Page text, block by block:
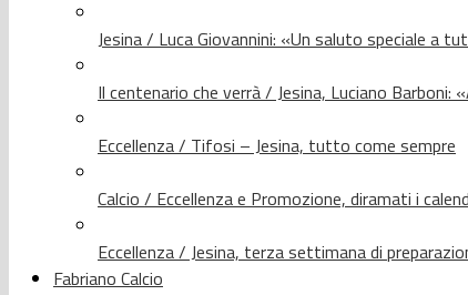
Jesina / Luca Giovannini: «Un saluto speciale a
Il centenario che verrà / Jesina, Luciano Barboni:
Eccellenza / Tifosi – Jesina, tutto come sempre
Calcio / Eccellenza e Promozione, diramati i
Eccellenza / Jesina, terza settimana di
Fabriano Calcio